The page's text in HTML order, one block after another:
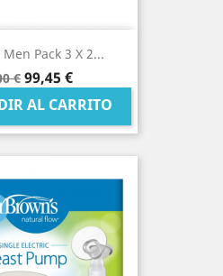
Pack 3 X 2...
€ Precio
99,45 €
AL CARRITO